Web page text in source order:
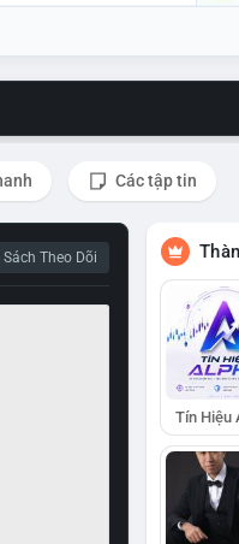
Các tập tin
Sách Theo Dõi
Tín Hiệu